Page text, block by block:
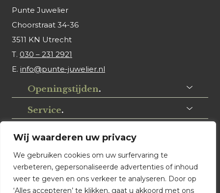
Wij waarderen uw privacy
We gebruiken cookies om uw surfervaring te
verbeteren, gepersonaliseerde advertenties of inhoud
weer te geven en ons verkeer te analyseren. Door op
‘Alles accepteren’ te klikken, gaat u akkoord met ons
Punte Juwelier
Choorstraat 34-36
3511 KN Utrecht
T. 030 – 231 2921
E. info@punte-juwelier.nl
Openingstijden.
Service.
Volg ons